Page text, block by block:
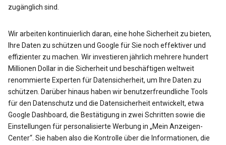
zugänglich sind.
Wir arbeiten kontinuierlich daran, eine hohe Sicherheit zu bieten,
Ihre Daten zu schützen und Google für Sie noch effektiver und
effizienter zu machen. Wir investieren jährlich mehrere hundert
Millionen Dollar in die Sicherheit und beschäftigen weltweit
renommierte Experten für Datensicherheit, um Ihre Daten zu
schützen. Darüber hinaus haben wir benutzerfreundliche Tools
für den Datenschutz und die Datensicherheit entwickelt, etwa
Google Dashboard, die Bestätigung in zwei Schritten sowie die
Einstellungen für personalisierte Werbung in „Mein Anzeigen-
Center“. Sie haben also die Kontrolle über die Informationen, die